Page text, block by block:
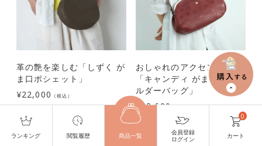
革の艶を楽しむ「しずく が
ま口ポシェット」
¥22,000 （税込）
おしゃれのアクセントに
「キャンディ がま口 ショ
ルダーバッグ」
¥ 28,600（税込）
¥
ランキング 閲覧履歴 商品一覧
会員登録
ログイン
カート
0